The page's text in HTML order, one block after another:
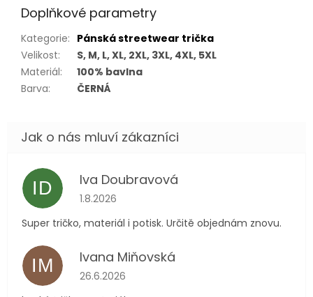
Doplňkové parametry
Kategorie: Pánská streetwear trička
Velikost:
S, M, L, XL, 2XL, 3XL, 4XL, 5XL
Materiál:
100% bavlna
Barva: ČERNÁ
ID Iva Doubravová
Hodnocení obchodu je 5 z 5 hvězdiček.
1.8.2026
Super tričko, materiál i potisk. Určitě objednám znovu.
IM Ivana Miňovská
Hodnocení obchodu je 5 z 5 hvězdiček.
26.6.2026